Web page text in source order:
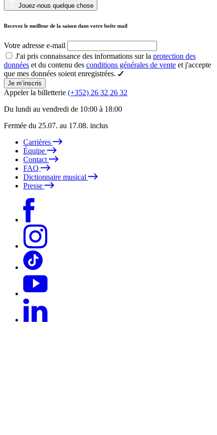
Jouez-nous quelque chose
Recevez le meilleur de la saison dans votre boîte mail
Votre adresse e-mail
J'ai pris connaissance des informations sur la protection des
données et du contenu des conditions générales de vente et j'accepte
que mes données soient enregistrées.
Je m’inscris
Appeler la billetterie (+352) 26 32 26 32
Du lundi au vendredi de 10:00 à 18:00
Fermée du 25.07. au 17.08. inclus
Carrières
Équipe
Contact
FAQ
Dictionnaire musical
Presse